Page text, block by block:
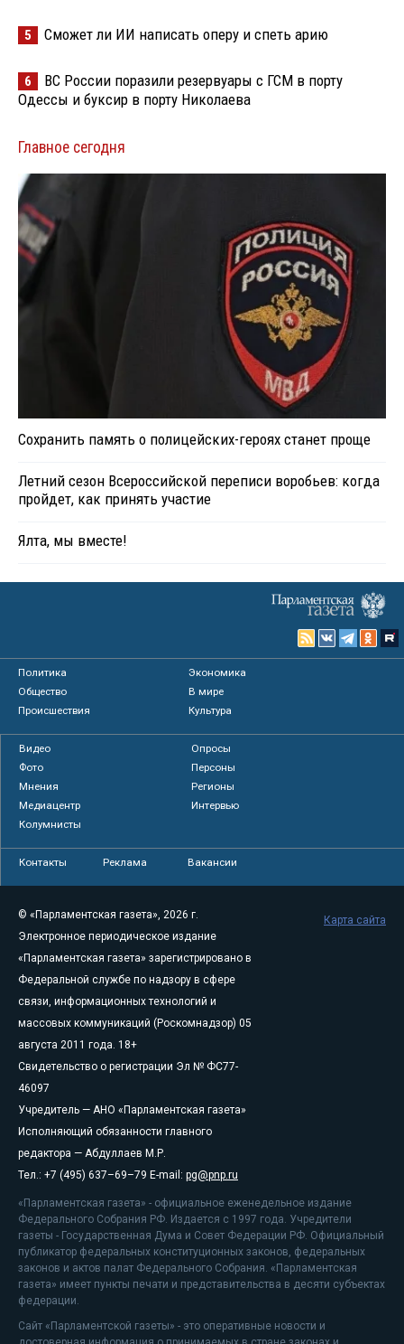
5 Сможет ли ИИ написать оперу и спеть арию
6
ВС России поразили резервуары с ГСМ в порту
Одессы и буксир в порту Николаева
Главное сегодня
Сохранить память о полицейских-героях станет проще
Летний сезон Всероссийской переписи воробьев: когда
пройдет, как принять участие
Ялта, мы вместе!
Политика
Экономика
Общество
В мире
Происшествия
Культура
Видео
Опросы
Фото
Персоны
Мнения
Регионы
Медиацентр
Интервью
Колумнисты
Контакты Реклама Вакансии
© «Парламентская газета», 2026 г.
Электронное периодическое издание
«Парламентская газета» зарегистрировано в
Федеральной службе по надзору в сфере
связи, информационных технологий и
массовых коммуникаций (Роскомнадзор) 05
августа 2011 года. 18+
Свидетельство о регистрации Эл № ФС77-
46097
Учредитель — АНО «Парламентская газета»
Исполняющий обязанности главного
редактора — Абдуллаев М.Р.
Тел.: +7 (495) 637–69–79 E-mail: pg@pnp.ru
«Парламентская газета» - официальное еженедельное издание
Федерального Собрания РФ. Издается с 1997 года. Учредители
газеты - Государственная Дума и Совет Федерации РФ. Официальный
публикатор федеральных конституционных законов, федеральных
законов и актов палат Федерального Собрания. «Парламентская
газета» имеет пункты печати и представительства в десяти субъектах
федерации.
Сайт «Парламентской газеты» - это оперативные новости и
Карта сайта